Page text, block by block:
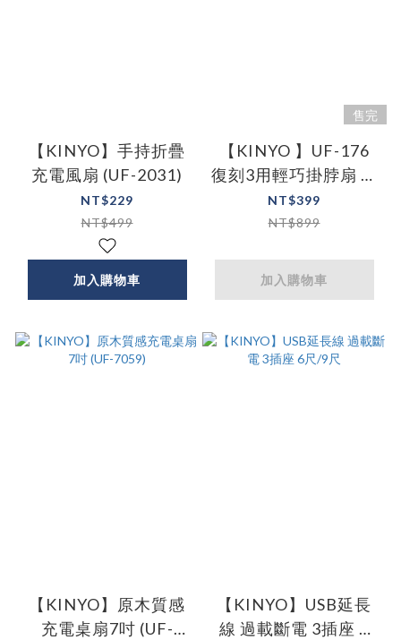
【KINYO】手持折疊
充電風扇 (UF-2031)
NT$229
NT$499
加入購物車
售完
【KINYO 】UF-176
復刻3用輕巧掛脖扇 三
色
NT$399
NT$899
加入購物車
【KINYO】原木質感
充電桌扇7吋 (UF-
【KINYO】USB延長
線 過載斷電 3插座 6